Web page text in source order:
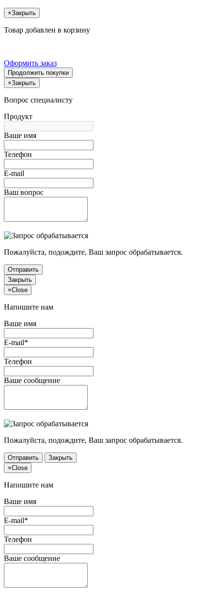
×Закрыть
Товар добавлен в корзину
Оформить заказ
Продолжить покупки
×Закрыть
Вопрос специалисту
Продукт
Ваше имя
Телефон
E-mail
Ваш вопрос
Пожалуйста, подождите, Ваш запрос обрабатывается.
Отправить
Закрыть
×Close
Напишите нам
Ваше имя
E-mail*
Телефон
Ваше сообщение
Пожалуйста, подождите, Ваш запрос обрабатывается.
Отправить
Закрыть
×Close
Напишите нам
Ваше имя
E-mail*
Телефон
Ваше сообщение